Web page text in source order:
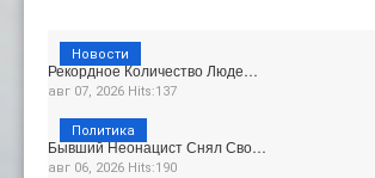
Рекордное Количество Люде…
авг 07, 2026 Hits:137
Новости
Бывший Неонацист Снял Сво…
авг 06, 2026 Hits:190
Политика